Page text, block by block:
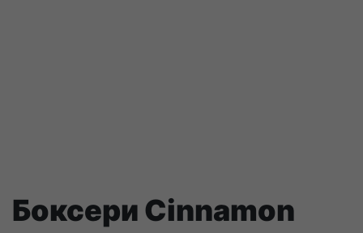
Боксери Cinnamon